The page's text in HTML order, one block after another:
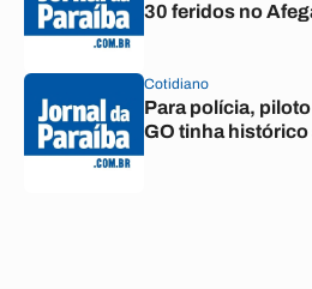
30 feridos no
Cotidiano
Para polícia,
GO tinha